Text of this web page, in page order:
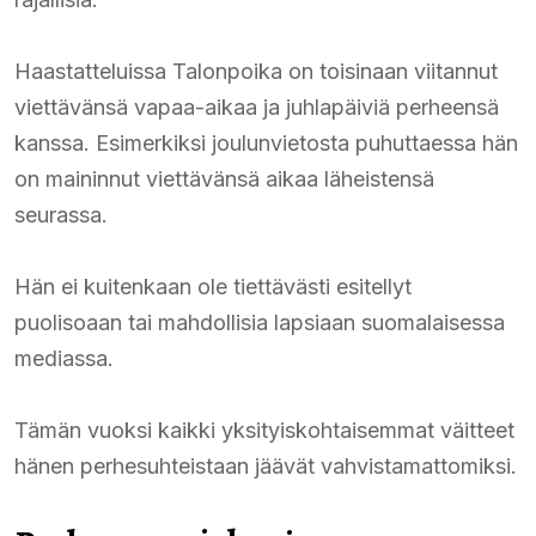
Haastatteluissa Talonpoika on toisinaan viitannut
viettävänsä vapaa-aikaa ja juhlapäiviä perheensä
kanssa. Esimerkiksi joulunvietosta puhuttaessa hän
on maininnut viettävänsä aikaa läheistensä
seurassa.
Hän ei kuitenkaan ole tiettävästi esitellyt
puolisoaan tai mahdollisia lapsiaan suomalaisessa
mediassa.
Tämän vuoksi kaikki yksityiskohtaisemmat väitteet
hänen perhesuhteistaan jäävät vahvistamattomiksi.